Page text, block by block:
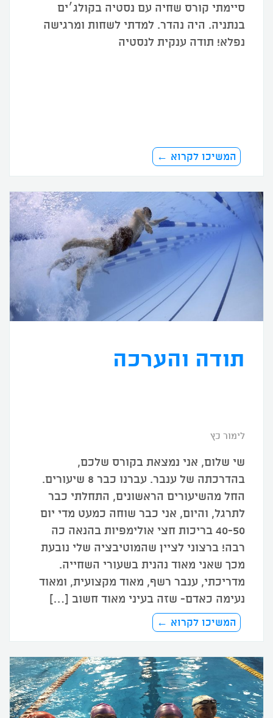
סיימתי קורס שחיה עם נסטיה בקולג׳ים
בנתניה. היה נהדר. למדתי לשחות ומרגישה
נפלא! תודה ענקית לנסטיה
המשיכו לקרוא ←
תודה והערכה
לימור כץ
שי שלום, אני נמצאת בקורס שלכם,
בהדרכתה של ענבר. עברנו כבר 8 שיעורים.
החל מהשיעורים הראשונים, התחלתי כבר
לתרגל, והיום, אני כבר שוחה כמעט מדי יום
40-50 בריכות חצי אולימפיות בהנאה כה
רבה! ברצוני לציין שהמוטיבציה שלי נובעת
מכך שאני מאוד נהנית בשעורי השחייה.
מדריכתי, ענבר רשף, מאוד מקצועית, ומאוד
נעימה כאדם- שזה בעיני מאוד חשוב […]
המשיכו לקרוא ←